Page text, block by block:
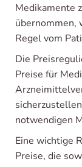
Medikamente
übernommen,
Regel vom
Die
Preise für
notwendigen
Eine wichtige
Preise, die